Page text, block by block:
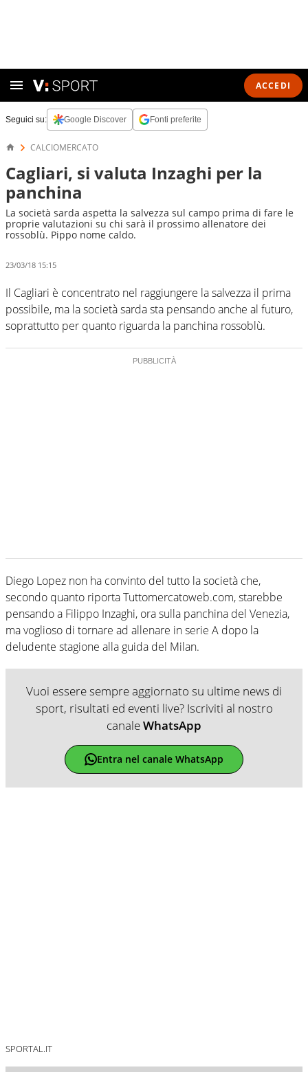
ACCEDI
Seguici su: Google Discover Fonti preferite
CALCIOMERCATO
Cagliari, si valuta Inzaghi per la
panchina
La società sarda aspetta la salvezza sul campo prima di fare le
proprie valutazioni su chi sarà il prossimo allenatore dei
rossoblù. Pippo nome caldo.
23/03/18 15:15
Il Cagliari è concentrato nel raggiungere la salvezza il prima
possibile, ma la società sarda sta pensando anche al futuro,
soprattutto per quanto riguarda la panchina rossoblù.
Diego Lopez non ha convinto del tutto la società che,
secondo quanto riporta Tuttomercatoweb.com, starebbe
pensando a Filippo Inzaghi, ora sulla panchina del Venezia,
ma voglioso di tornare ad allenare in serie A dopo la
deludente stagione alla guida del Milan.
Vuoi essere sempre aggiornato su ultime news di
sport, risultati ed eventi live? Iscriviti al nostro
canaleWhatsApp
Entra nel canale WhatsApp
SPORTAL.IT